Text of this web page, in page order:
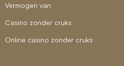
Vermogen van
Casino zonder cruks
Online casino zonder cruks